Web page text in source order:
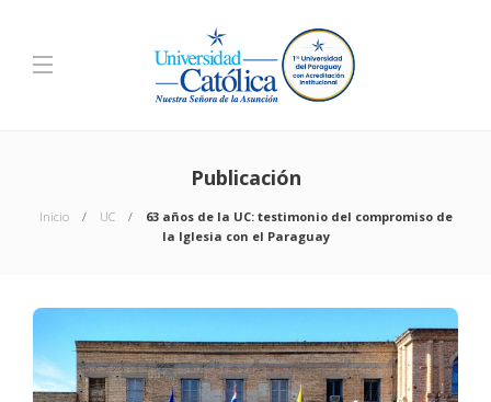
Publicación
Inicio UC
63 años de la UC: testimonio del compromiso de
la Iglesia con el Paraguay